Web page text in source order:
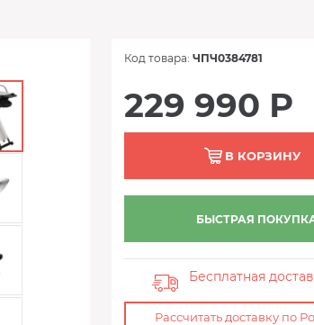
Код товара: ЧПЧ0384781
229 990 Р
В КОРЗИНУ
БЫСТРАЯ
Бесплатная
Рассчитать доставку по